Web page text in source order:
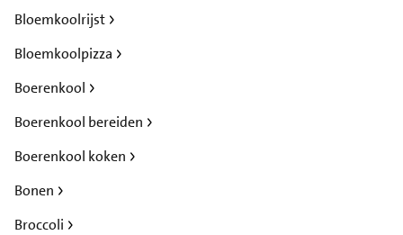
Bloemkoolrijst
Bloemkoolpizza
Boerenkool
Boerenkool bereiden
Boerenkool koken
Bonen
Broccoli